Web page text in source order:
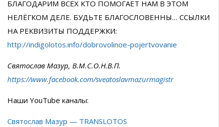
БЛАГОДАРИМ ВСЕХ КТО ПОМОГАЕТ НАМ В ЭТОМ
НЕЛЁГКОМ ДЕЛЕ. БУДЬТЕ БЛАГОСЛОВЕННЫ… ССЫЛКИ
НА РЕКВИЗИТЫ ПОДДЕРЖКИ:
http://indigolotos.info/dobrovolinoe-pojertvovanie
Святослав Мазур, В.М.С.О.Н.В.П.
https://www.facebook.com/sveatoslavmazurmagistr
Наши YouTube каналы:
Святослав Мазур — TRANSLOTOS